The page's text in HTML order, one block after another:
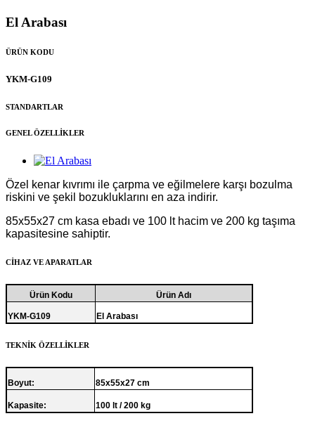
El Arabası
ÜRÜN KODU
YKM-G109
STANDARTLAR
GENEL ÖZELLİKLER
Özel kenar kıvrımı ile çarpma ve eğilmelere karşı bozulma
riskini ve şekil bozukluklarını en aza indirir.
85x55x27 cm kasa ebadı ve 100 lt hacim ve 200 kg taşıma
kapasitesine sahiptir.
CİHAZ VE APARATLAR
Ürün Kodu Ürün Adı
YKM-G109 El Arabası
TEKNİK ÖZELLİKLER
Boyut: 85x55x27 cm
Kapasite: 100 lt / 200 kg